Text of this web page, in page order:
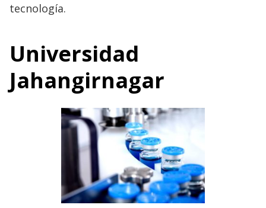
tecnología.
Universidad
Jahangirnagar